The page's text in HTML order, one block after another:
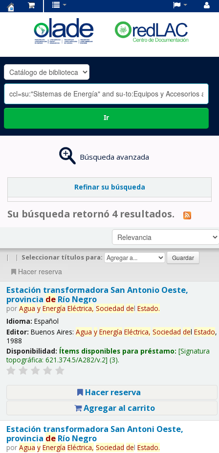
OLADE
-
Ir
Búsqueda avanzada
Refinar su búsqueda
Su búsqueda retornó 4 resultados.
| | Seleccionar títulos para:
Hacer reserva
Estación transformadora San Antonio Oeste,
provincia deRío Negro
por Agua y Energía Eléctrica, Sociedad del Estado.
Idioma: Español
Editor: Buenos Aires: Agua y Energía Eléctrica, Sociedad del Estado,
1988
Disponibilidad: Ítems disponibles para préstamo: Signatura
topográfica: 621.374.5/A282/v.2 (3).
Hacer reserva
Agregar al carrito
Estación transformadora San Antoni Oeste,
provincia deRío Negro
por Agua y Energía Eléctrica, Sociedad del Estado.